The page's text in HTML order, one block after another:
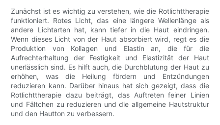
Zunächst ist es wichtig zu verstehen, wie die Rotlichttherapie
funktioniert. Rotes Licht, das eine längere Wellenlänge als
andere Lichtarten hat, kann tiefer in die Haut eindringen.
Wenn dieses Licht von der Haut absorbiert wird, regt es die
Produktion von Kollagen und Elastin an, die für die
Aufrechterhaltung der Festigkeit und Elastizität der Haut
unerlässlich sind. Es hilft auch, die Durchblutung der Haut zu
erhöhen, was die Heilung fördern und Entzündungen
reduzieren kann. Darüber hinaus hat sich gezeigt, dass die
Rotlichttherapie dazu beiträgt, das Auftreten feiner Linien
und Fältchen zu reduzieren und die allgemeine Hautstruktur
und den Hautton zu verbessern.